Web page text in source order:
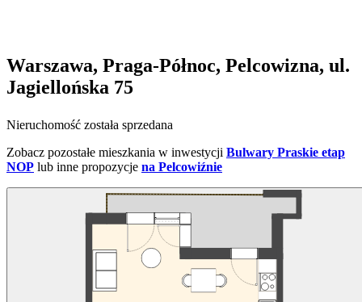
Warszawa, Praga-Północ, Pelcowizna, ul.
Jagiellońska 75
Nieruchomość została sprzedana
Zobacz pozostałe mieszkania w inwestycji Bulwary Praskie etap
NOP lub inne propozycje na Pelcowiźnie